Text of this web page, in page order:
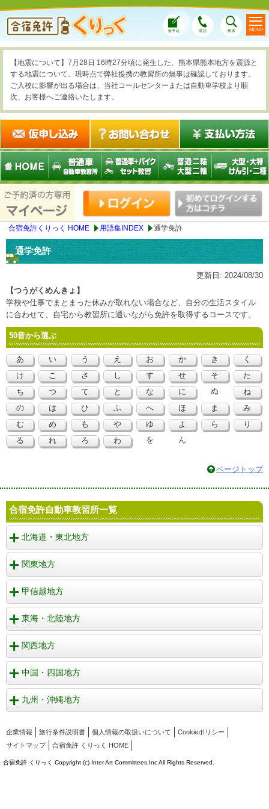
仮申込 電話 検索
【地震について】7月28日 16時27分頃に発生した、熊本県熊本地方を震源と
する地震について。現時点で弊社提携の教習所の無事は確認しております。
ご入校に影響が出る場合は、当社コールセンターまたは自動車学校より順
次、お客様へご連絡いたします。
MENU
合宿免許くりっく HOME 用語集INDEX 通学免許
通学免許
更新日: 2024/08/30
【つうがくめんきょ】
学校や仕事でまとまった休みが取れない場合など、自分の生活スタイル
に合わせて、自宅から教習所に通いながら免許を取得するコースです。
50音から選ぶ
あ い う え お か き
く
け
こ さ し す せ そ
た
ち
つ て と な に ぬ
ね
の
は ひ ふ へ ほ ま
み
む
め も や ゆ よ ら
り
る
れ ろ わ を ん
ページトップ
合宿免許自動車教習所一覧
北海道・東北地方
関東地方
甲信越地方
東海・北陸地方
関西地方
中国・四国地方
九州・沖縄地方
企業情報 旅行条件説明書 個人情報の取扱いについて
Cookieポリシー
サイトマップ
合宿免許 くりっく HOME
合宿免許 くりっく Copyright (c) Inter Art Committees.Inc All Rights Reserved.